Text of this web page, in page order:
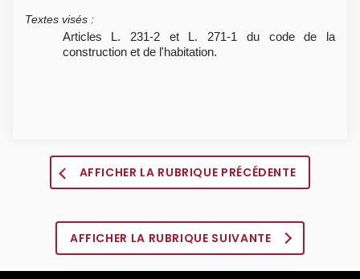
Textes visés :
Articles L. 231-2 et L. 271-1 du code de la
construction et de l'habitation.
AFFICHER LA RUBRIQUE PRÉCÉDENTE
AFFICHER LA RUBRIQUE SUIVANTE